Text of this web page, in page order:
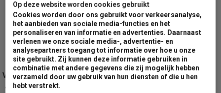
per DPD koerriersdiensten. Voor bestellingen met betonvoet of
voor bestellingen met meer dan 10 artikelen zal de levering
uitgevoerd worden met groot pallet transport. Hierbij dien je er
rekening mee te houden dat de zending door de ontvanger gelost
dient te worden.
Verzendkosten:
Wij rekenen minimale verzendkosten voor ons gehele
Op deze website worden cookies gebruikt
Cookies worden door ons gebruikt voor verkeersanalyse,
het aanbieden van sociale media-functies en het
personaliseren van informatie en advertenties. Daarnaast
verlenen we onze sociale media-, advertentie- en
analysepartners toegang tot informatie over hoe u onze
site gebruikt. Zij kunnen deze informatie gebruiken in
combinatie met andere gegevens die zij mogelijk hebben
verzameld door uw gebruik van hun diensten of die u hen
hebt verstrekt.